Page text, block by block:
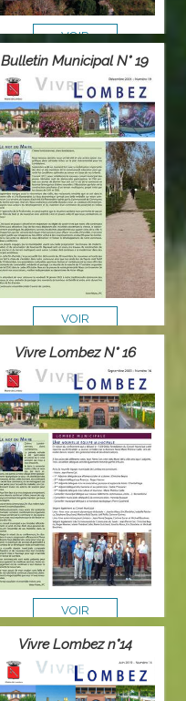
VOIR
Bulletin Municipal N° 19
VOIR
Vivre Lombez N° 16
VOIR
Vivre Lombez n°14